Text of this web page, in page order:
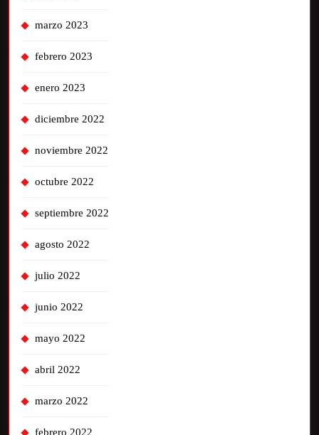
marzo 2023
febrero 2023
enero 2023
diciembre 2022
noviembre 2022
octubre 2022
septiembre 2022
agosto 2022
julio 2022
junio 2022
mayo 2022
abril 2022
marzo 2022
febrero 2022